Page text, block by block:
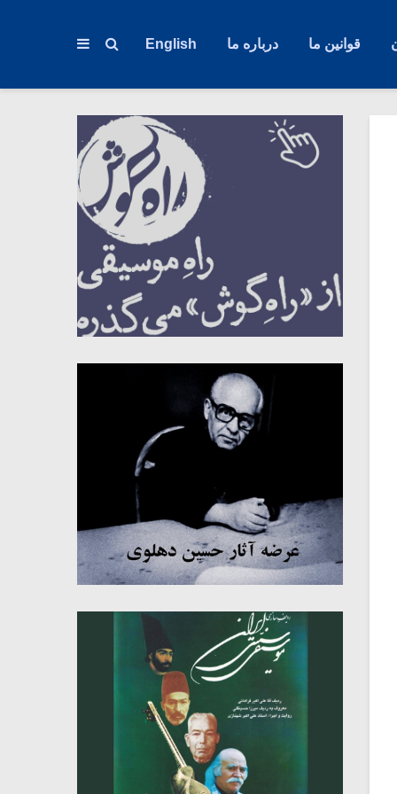
قوانین ما درباره ما English
میکلوش روژا